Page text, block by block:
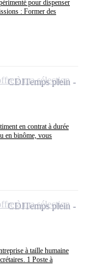
pour dispenser
: Former des
en contrat à durée
en binôme, vous
CDITemps plein
à ma sélection
à taille humaine
1 Poste à
CDITemps plein
à ma sélection